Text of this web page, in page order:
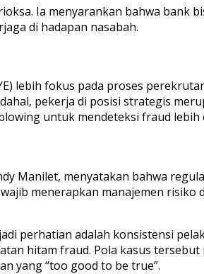
Ia menyarankan bahwa
di hadapan nasabah.
lebih fokus pada proses
pekerja di posisi strategis
untuk mendeteksi fraud lebih
Manilet, menyatakan bahwa
menerapkan manajemen
perhatian adalah konsistensi
hitam fraud. Pola kasus
yang “too good to be true”.